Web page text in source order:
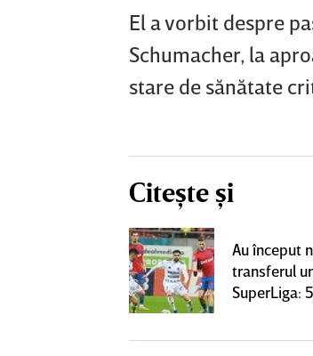
El a vorbit despre
Schumacher, la
stare de sănătate
Citește și
Au început
transferul
SuperLiga: